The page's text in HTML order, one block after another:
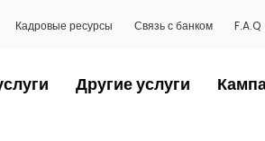
Кадровые ресурсы Связь с банком F.A.Q
Другие услуги